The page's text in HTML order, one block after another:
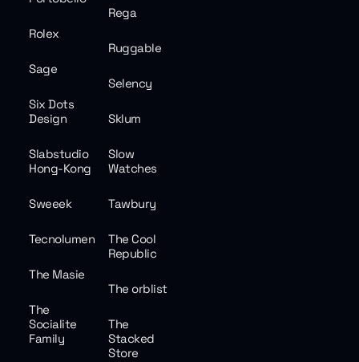
Rega
Rolex
Ruggable
Sage
Selency
Six Dots
Design
Sklum
Slabstudio
Hong-Kong
Slow
Watches
Sweeek Tawbury
Tecnolumen
The Cool
Republic
The Masie
The orblist
The
Socialite
Family
The
Stacked
Store